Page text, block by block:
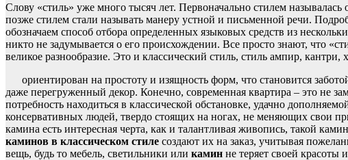
Слову «стиль» уже много тысяч лет. Первоначально стилем
позже стилем стали называть манеру устной и письменной речи.
обозначаем способ отбора определенных языковых средств из
никто не задумывается о его происхождении. Все просто знают, что
великое разнообразие. Это и классический стиль, стиль ампир, кантри,
ориентирован на простоту и изящность форм, что становится
даже перегруженный декор. Конечно, современная квартира – это не
потребность находиться в классической обстановке, удачно
консервативных людей, твердо стоящих на ногах, не меняющих свои
камина есть интересная черта, как и талантливая живопись, такой
каминов в классическом стиле создают их на заказ, учитывая
вещь, будь то мебель, светильники или камин не теряет своей красоты